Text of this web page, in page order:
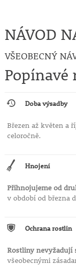
NÁVOD
VŠEOBECNÝ
Doba výsadby
Březen až květen a
celoročně.
Hnojení
Přihnojujeme od
v období od března
Ochrana rostlin
Rostliny nevyžadují
všeobecnými